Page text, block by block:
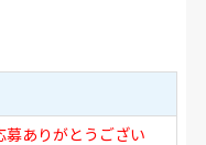
募ありがとうござい